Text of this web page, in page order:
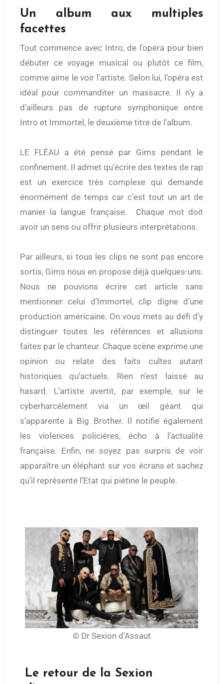
Un album aux multiples
facettes
Tout commence avec Intro, de l’opéra pour bien
débuter ce voyage musical ou plutôt ce film,
comme aime le voir l’artiste. Selon lui, l’opéra est
idéal pour commanditer un massacre. Il n’y a
d’ailleurs pas de rupture symphonique entre
Intro et Immortel, le deuxième titre de l’album.
LE FLÉAU a été pensé par Gims pendant le
confinement. Il admet qu’écrire des textes de rap
est un exercice très complexe qui demande
énormément de temps car c’est tout un art de
manier la langue française. Chaque mot doit
avoir un sens ou offrir plusieurs interprétations.
Par ailleurs, si tous les clips ne sont pas encore
sortis, Gims nous en propose déjà quelques-uns.
Nous ne pouvions écrire cet article sans
mentionner celui d’Immortel, clip digne d’une
production américaine. On vous mets au défi d’y
distinguer toutes les références et allusions
faites par le chanteur. Chaque scène exprime une
opinion ou relate des faits cultes autant
historiques qu’actuels. Rien n’est laissé au
hasard. L’artiste avertit, par exemple, sur le
cyberharcèlement via un œil géant qui
s’apparente à Big Brother. Il notifie également
les violences policières, écho à l’actualité
française. Enfin, ne soyez pas surpris de voir
apparaître un éléphant sur vos écrans et sachez
qu’il représente l’Etat qui piétine le peuple.
© Dr Sexion d'Assaut
Le retour de la Sexion